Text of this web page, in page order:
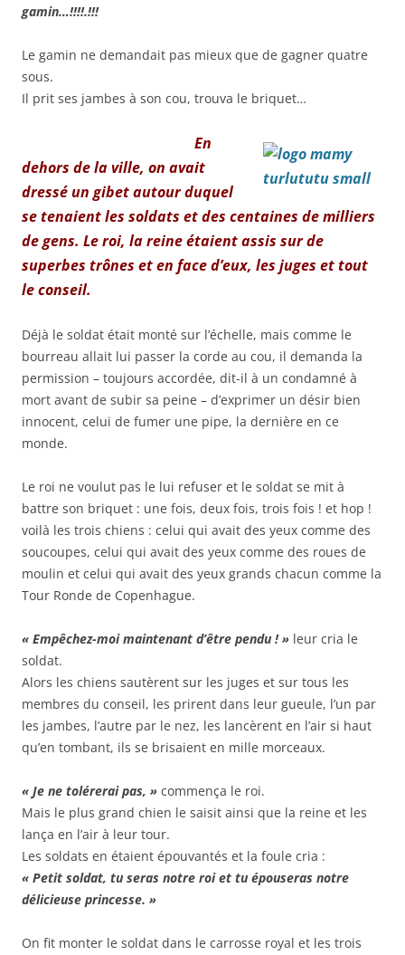
gamin…!!!!.!!!
Le gamin ne demandait pas mieux que de gagner quatre
sous.
Il prit ses jambes à son cou, trouva le briquet…
En
dehors de la ville, on avait
dressé un gibet autour duquel
se tenaient les soldats et des centaines de milliers
de gens. Le roi, la reine étaient assis sur de
superbes trônes et en face d’eux, les juges et tout
le conseil.
Déjà le soldat était monté sur l’échelle, mais comme le
bourreau allait lui passer la corde au cou, il demanda la
permission – toujours accordée, dit-il à un condamné à
mort avant de subir sa peine – d’exprimer un désir bien
innocent, celui de fumer une pipe, la dernière en ce
monde.
Le roi ne voulut pas le lui refuser et le soldat se mit à
battre son briquet : une fois, deux fois, trois fois ! et hop !
voilà les trois chiens : celui qui avait des yeux comme des
soucoupes, celui qui avait des yeux comme des roues de
moulin et celui qui avait des yeux grands chacun comme la
Tour Ronde de Copenhague.
« Empêchez-moi maintenant d’être pendu ! » leur cria le
soldat.
Alors les chiens sautèrent sur les juges et sur tous les
membres du conseil, les prirent dans leur gueule, l’un par
les jambes, l’autre par le nez, les lancèrent en l’air si haut
qu’en tombant, ils se brisaient en mille morceaux.
« Je ne tolérerai pas, » commença le roi.
Mais le plus grand chien le saisit ainsi que la reine et les
lança en l’air à leur tour.
Les soldats en étaient épouvantés et la foule cria :
« Petit soldat, tu seras notre roi et tu épouseras notre
délicieuse princesse. »
On fit monter le soldat dans le carrosse royal et les trois